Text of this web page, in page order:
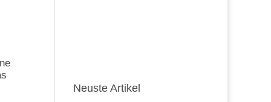
Neuste Artikel